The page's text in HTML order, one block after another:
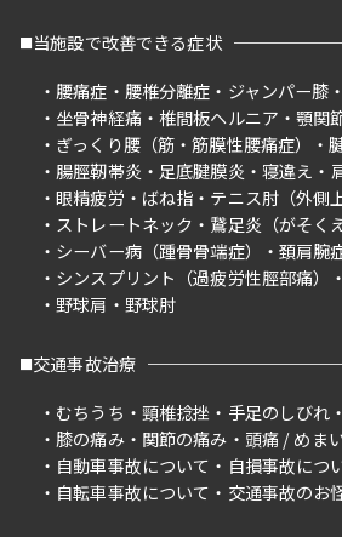
当施設で改善できる症状
腰痛症
腰椎分離症 ジャンパー膝
坐骨神経痛
椎間板ヘルニア 顎関
ぎっくり腰（筋・筋膜性腰痛症）
腸脛靭帯炎
足底腱膜炎 寝違え
眼精疲労
ばね指
テニス肘（外側
ストレートネック
鵞足炎（がそく
シーバー病（踵骨骨端症）
頚肩腕
シンスプリント（過疲労性脛部痛）
野球肩
野球肘
交通事故治療
むちうち
頸椎捻挫 手足のしびれ
膝の痛み
関節の痛み
頭痛 / めま
自動車事故について
自損事故につ
自転車事故について
交通事故のお